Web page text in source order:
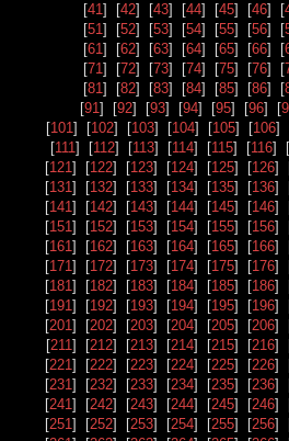
[41] [42] [43] [44] [45] [46] [
[51] [52] [53] [54] [55] [56] [
[61] [62] [63] [64] [65] [66] [
[71] [72] [73] [74] [75] [76] [
[81] [82] [83] [84] [85] [86] [
[91] [92] [93] [94] [95] [96] [
[101] [102] [103] [104] [105] [106]
[111] [112] [113] [114] [115] [116] [
[121] [122] [123] [124] [125] [126]
[131] [132] [133] [134] [135] [136]
[141] [142] [143] [144] [145] [146]
[151] [152] [153] [154] [155] [156]
[161] [162] [163] [164] [165] [166]
[171] [172] [173] [174] [175] [176]
[181] [182] [183] [184] [185] [186]
[191] [192] [193] [194] [195] [196]
[201] [202] [203] [204] [205] [206]
[211] [212] [213] [214] [215] [216]
[221] [222] [223] [224] [225] [226]
[231] [232] [233] [234] [235] [236]
[241] [242] [243] [244] [245] [246]
[251] [252] [253] [254] [255] [256]